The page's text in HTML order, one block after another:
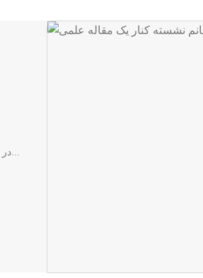
در این مقاله در مورد چگونگی انتشار و چاپ مقاله علمی باکیفیت و البته ارتقای...